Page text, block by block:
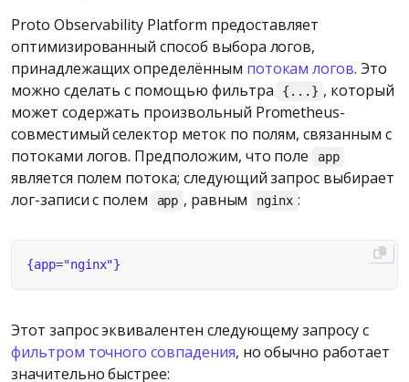
Proto Observability Platform предоставляет
оптимизированный способ выбора логов,
принадлежащих определённым потокам логов. Это
можно сделать с помощью фильтра
{...} , который
может содержать произвольный Prometheus-
совместимый селектор меток по полям, связанным с
потоками логов. Предположим, что поле
app
является полем потока; следующий запрос выбирает
лог-записи с полем
app , равным nginx :
Этот запрос эквивалентен следующему запросу с
фильтром точного совпадения, но обычно работает
значительно быстрее: